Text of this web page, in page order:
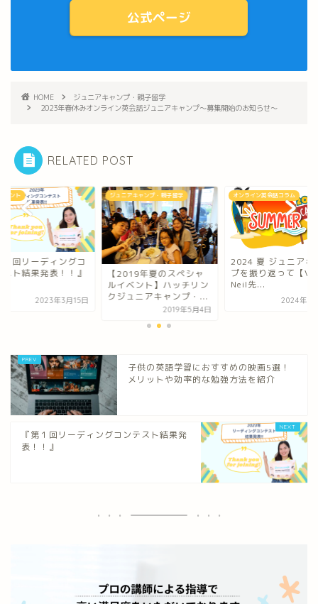
公式ページ
HOME
ジュニアキャンプ・親子留学
2023年春休みオンライン英会話ジュニアキャンプ～募集開始のお知らせ～
RELATED POST
ベント
１回リーディングコ
スト結果発表！！』
2023年3月15日
ジュニアキャンプ・親子留学
【2019年夏のスペシャ
ルイベント】ハッチリン
クジュニアキャンプ・...
2019年5月4日
オンライン英会話コラム
2024 夏 ジュニアキ
プを振り返って【
Neil先...
2024年9
子供の英語学習におすすめの映画5選！
メリットや効率的な勉強方法を紹介
『第１回リーディングコンテスト結果発
表！！』